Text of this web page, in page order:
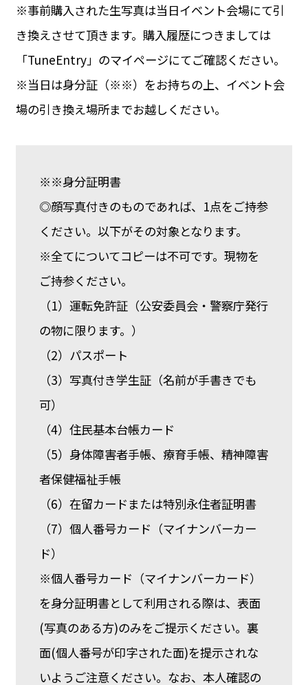
※事前購入された生写真は当日イベント会場にて引
き換えさせて頂きます。購入履歴につきましては
「TuneEntry」のマイページにてご確認ください。
※当日は身分証（※※）をお持ちの上、イベント会
場の引き換え場所までお越しください。
※※身分証明書
◎顔写真付きのものであれば、1点をご持参
ください。以下がその対象となります。
※全てについてコピーは不可です。現物を
ご持参ください。
（1）運転免許証（公安委員会・警察庁発行
の物に限ります。）
（2）パスポート
（3）写真付き学生証（名前が手書きでも
可）
（4）住民基本台帳カード
（5）身体障害者手帳、療育手帳、精神障害
者保健福祉手帳
（6）在留カードまたは特別永住者証明書
（7）個人番号カード（マイナンバーカー
ド）
※個人番号カード（マイナンバーカード）
を身分証明書として利用される際は、表面
(写真のある方)のみをご提示ください。裏
面(個人番号が印字された面)を提示されな
いようご注意ください。なお、本人確認の